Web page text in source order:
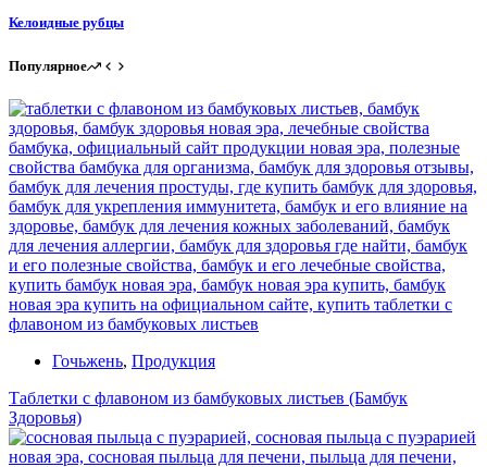
Келоидные рубцы
Популярное
Гочьжень, Продукция
Таблетки с флавоном из бамбуковых листьев (Бамбук
Здоровья)